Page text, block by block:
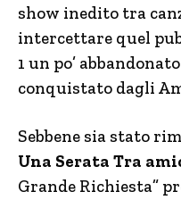
show inedito tra
intercettare quel
1 un po’
conquistato dagli
Sebbene sia stato
Una Serata Tra
Grande Richiesta”